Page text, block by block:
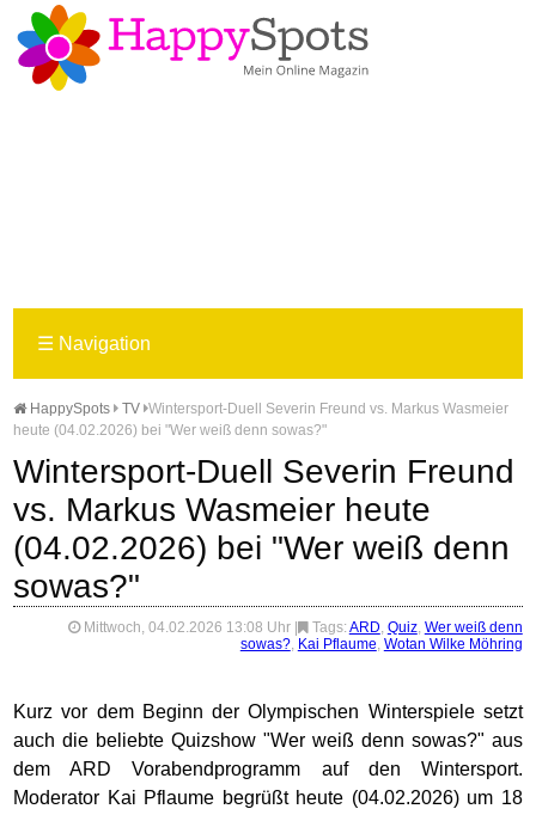
☰ Navigation
HappySpots TV Wintersport-Duell Severin Freund vs. Markus Wasmeier
heute (04.02.2026) bei "Wer weiß denn sowas?"
Wintersport-Duell Severin Freund
vs. Markus Wasmeier heute
(04.02.2026) bei "Wer weiß denn
sowas?"
Mittwoch, 04.02.2026 13:08 Uhr Tags: ARD, Quiz, Wer weiß denn
sowas?, Kai Pflaume, Wotan Wilke Möhring
Kurz vor dem Beginn der Olympischen Winterspiele setzt
auch die beliebte Quizshow "Wer weiß denn sowas?" aus
dem ARD Vorabendprogramm auf den Wintersport.
Moderator Kai Pflaume begrüßt heute (04.02.2026) um 18